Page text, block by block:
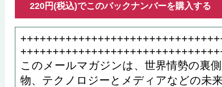
220円(税込)でこのバックナンバーを購入する
このメールマガジンは、世界情勢の裏
物、テクノロジーとメディアなどの未